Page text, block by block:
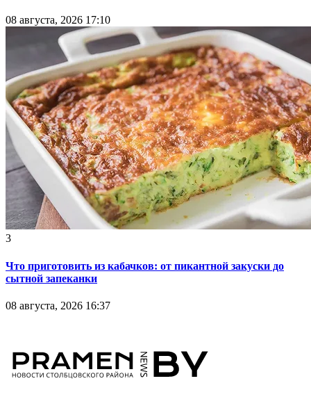
08 августа, 2026 17:10
3
Что приготовить из кабачков: от пикантной закуски до
сытной запеканки
08 августа, 2026 16:37